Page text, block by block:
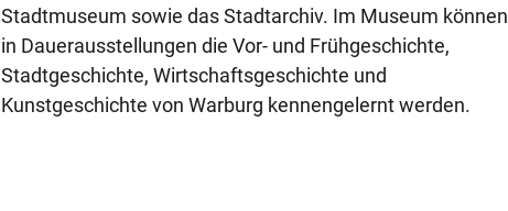
Stadtmuseum sowie das Stadtarchiv. Im Museum können
in Dauerausstellungen die Vor- und Frühgeschichte,
Stadtgeschichte, Wirtschaftsgeschichte und
Kunstgeschichte von Warburg kennengelernt werden.